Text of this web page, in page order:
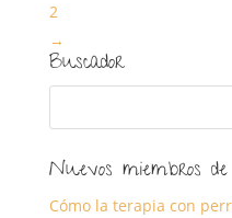
2
→
Buscador
Nuevos miembros
Cómo la terapia con